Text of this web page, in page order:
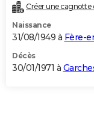
Créer une cagnotte
Naissance
31/08/1949 à Fère-
Décès
30/01/1971 à